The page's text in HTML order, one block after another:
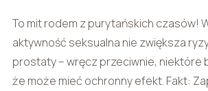
To mit rodem z purytańskich czasów!
aktywność seksualna nie zwiększa
prostaty – wręcz przeciwnie, niektóre
że może mieć ochronny efekt. Fakt: